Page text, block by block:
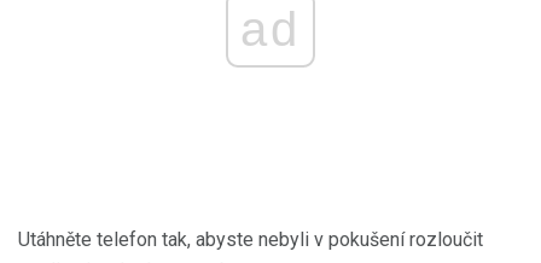
ad
Utáhněte telefon tak, abyste nebyli v pokušení rozloučit